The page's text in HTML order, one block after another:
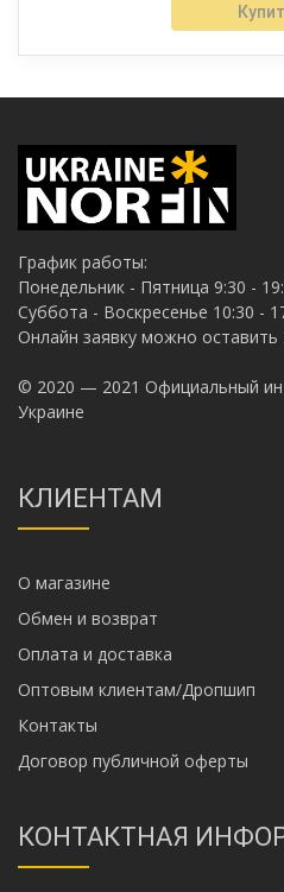
График работы:
Понедельник - Пятница 9:30 -
Суббота - Воскресенье 10:30 -
Онлайн заявку можно оставить
© 2020 — 2021 Официальный
Украине
КЛИЕНТАМ
О магазине
Обмен и возврат
Оплата и доставка
Оптовым клиентам/Дропшип
Контакты
Договор публичной оферты
КОНТАКТНАЯ